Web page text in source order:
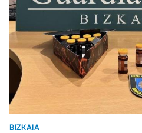
BIZKAIA